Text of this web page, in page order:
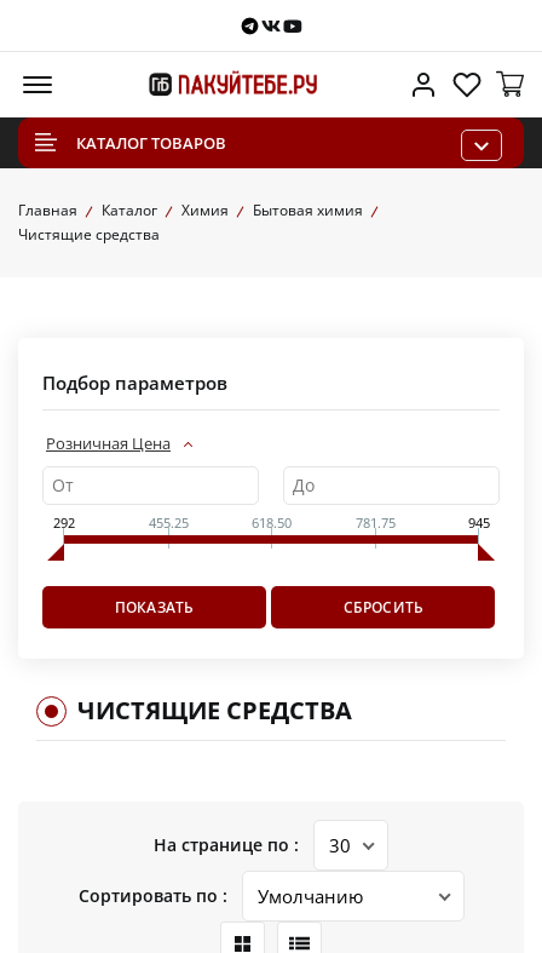
Telegram
VKontakte
Youtube
Личный
КАТАЛОГ ТОВАРОВ
Главная Каталог Химия
Бытовая химия
Чистящие средства
Подбор параметров
Розничная Цена
292 455.25 618.50 781.75 945
ЧИСТЯЩИЕ СРЕДСТВА
На странице по :
Сортировать по :